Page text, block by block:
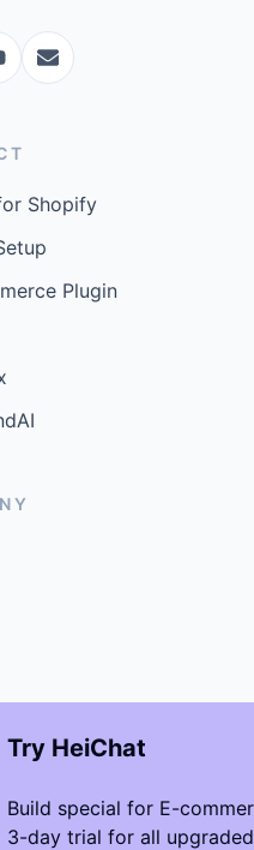
Try HeiChat
Build special for E-
3-day trial for all
Shopify
Plugin
Inc. All rights reserved.
that want faster